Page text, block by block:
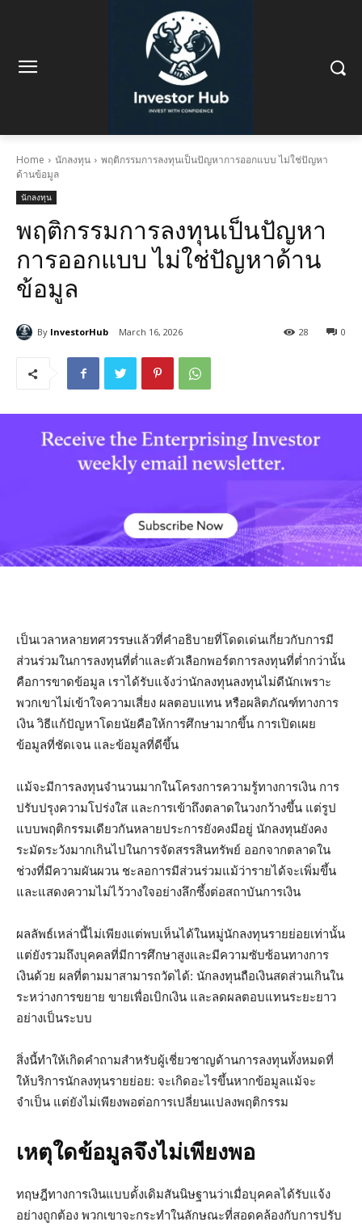
Home นักลงทุน
พฤติกรรมการลงทุนเป็นปัญหาการออกแบบ ไม่ใช่ปัญหา
ด้านข้อมูล
นักลงทุน
พฤติกรรมการลงทุนเป็นปัญหา
การออกแบบ ไม่ใช่ปัญหาด้าน
ข้อมูล
By InvestorHub March 16, 2026 0
28
เป็นเวลาหลายทศวรรษแล้วที่คำอธิบายที่โดดเด่นเกี่ยวกับการมี
ส่วนร่วมในการลงทุนที่ต่ำและตัวเลือกพอร์ตการลงทุนที่ต่ำกว่านั้น
คือการขาดข้อมูล เราได้รับแจ้งว่านักลงทุนลงทุนไม่ดีนักเพราะ
พวกเขาไม่เข้าใจความเสี่ยง ผลตอบแทน หรือผลิตภัณฑ์ทางการ
เงิน วิธีแก้ปัญหาโดยนัยคือให้การศึกษามากขึ้น การเปิดเผย
ข้อมูลที่ชัดเจน และข้อมูลที่ดีขึ้น
แม้จะมีการลงทุนจำนวนมากในโครงการความรู้ทางการเงิน การ
ปรับปรุงความโปร่งใส และการเข้าถึงตลาดในวงกว้างขึ้น แต่รูป
แบบพฤติกรรมเดียวกันหลายประการยังคงมีอยู่ นักลงทุนยังคง
ระมัดระวังมากเกินไปในการจัดสรรสินทรัพย์ ออกจากตลาดใน
ช่วงที่มีความผันผวน ชะลอการมีส่วนร่วมแม้ว่ารายได้จะเพิ่มขึ้น
และแสดงความไม่ไว้วางใจอย่างลึกซึ้งต่อสถาบันการเงิน
ผลลัพธ์เหล่านี้ไม่เพียงแต่พบเห็นได้ในหมู่นักลงทุนรายย่อยเท่านั้น
แต่ยังรวมถึงบุคคลที่มีการศึกษาสูงและมีความซับซ้อนทางการ
เงินด้วย ผลที่ตามมาสามารถวัดได้: นักลงทุนถือเงินสดส่วนเกินใน
ระหว่างการขยาย ขายเพื่อเบิกเงิน และลดผลตอบแทนระยะยาว
อย่างเป็นระบบ
สิ่งนี้ทำให้เกิดคำถามสำหรับผู้เชี่ยวชาญด้านการลงทุนทั้งหมดที่
ให้บริการนักลงทุนรายย่อย: จะเกิดอะไรขึ้นหากข้อมูลแม้จะ
จำเป็น แต่ยังไม่เพียงพอต่อการเปลี่ยนแปลงพฤติกรรม
เหตุใดข้อมูลจึงไม่เพียงพอ
ทฤษฎีทางการเงินแบบดั้งเดิมสันนิษฐานว่าเมื่อบุคคลได้รับแจ้ง
อย่างถูกต้อง พวกเขาจะกระทำในลักษณะที่สอดคล้องกับการปรับ